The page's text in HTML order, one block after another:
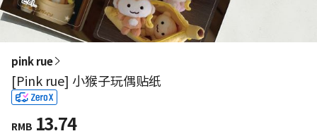
pink rue
[Pink rue] 小猴子玩偶贴纸
RMB 13.74